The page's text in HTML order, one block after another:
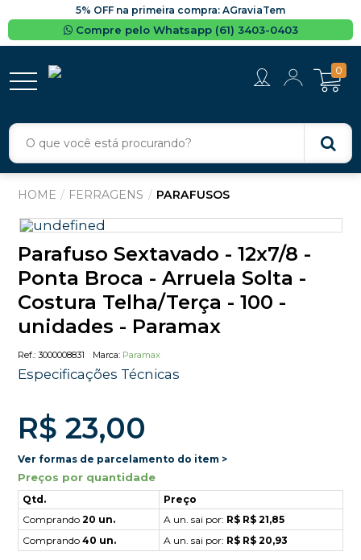
5% OFF na primeira compra: AGraviaTem
Compre pelo Whatsapp (61) 3403-0403
0
FERRAGENS PARAFUSOS
Parafuso Sextavado - 12x7/8 -
Ponta Broca - Arruela Solta -
Costura Telha/Terça - 100 -
unidades - Paramax
3000008831 Paramax
Especificações Técnicas
R$ 23,00
Ver formas de parcelamento do item >
Preços por quantidade
Qtd.
Preço
Comprando 20 un. A un. sai por: R$ R$ 21,85
Comprando 40 un. A un. sai por: R$ R$ 20,93